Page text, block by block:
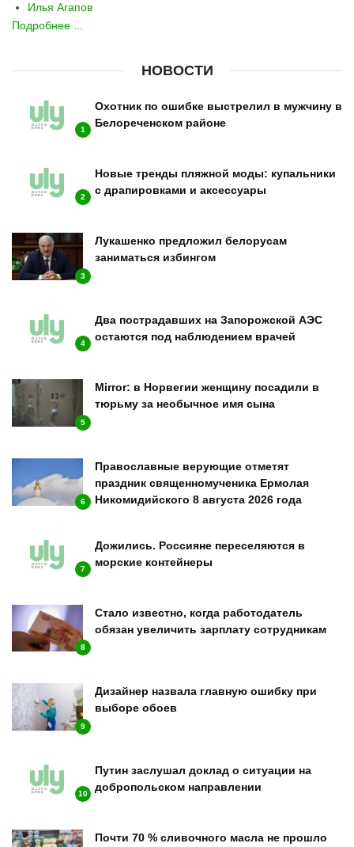
Илья Агапов
Подробнее ...
НОВОСТИ
1
Охотник по ошибке выстрелил в мужчину в
Белореченском районе
2
Новые тренды пляжной моды: купальники
с драпировками и аксессуары
3
Лукашенко предложил белорусам
заниматься избингом
4
Два пострадавших на Запорожской АЭС
остаются под наблюдением врачей
5
Mirror: в Норвегии женщину посадили в
тюрьму за необычное имя сына
6
Православные верующие отметят
праздник священномученика Ермолая
Никомидийского 8 августа 2026 года
7
Дожились. Россияне переселяются в
морские контейнеры
8
Стало известно, когда работодатель
обязан увеличить зарплату сотрудникам
9
Дизайнер назвала главную ошибку при
выборе обоев
10
Путин заслушал доклад о ситуации на
добропольском направлении
Почти 70 % сливочного масла не прошло